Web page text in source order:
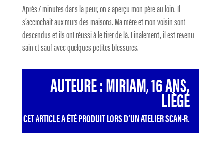
Après 7 minutes dans la peur, on a aperçu mon père au loin. Il
s’accrochait aux murs des maisons. Ma mère et mon voisin sont
descendus et ils ont réussi à le tirer de là. Finalement, il est revenu
sain et sauf avec quelques petites blessures.
AUTEURE : MIRIAM, 16 ANS,
LIÈGE
CET ARTICLE A ÉTÉ PRODUIT LORS D’UN ATELIER SCAN-R.